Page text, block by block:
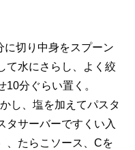
に切り中身をスプーン
て水にさらし、よく絞
分ぐらい置く。
し、塩を加えてパスタ
タサーバーですくい入
、たらこソース、Cを